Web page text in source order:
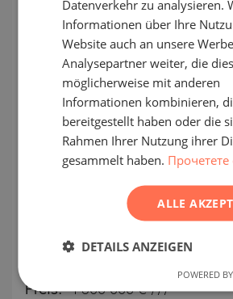
VOLLENDET
Neat multi-storey
the center of Veliko
TURNOVO / BULGARIEN
Preis: 1 600 000€ ///
Datenverkehr zu analysieren.
Informationen über Ihre
Website auch an unsere
Analysepartner weiter, die
möglicherweise mit anderen
Informationen kombinieren,
bereitgestellt haben oder die
Rahmen Ihrer Nutzung ihrer
gesammelt haben.
ALLE
DETAILS ANZEIGEN
POWERED